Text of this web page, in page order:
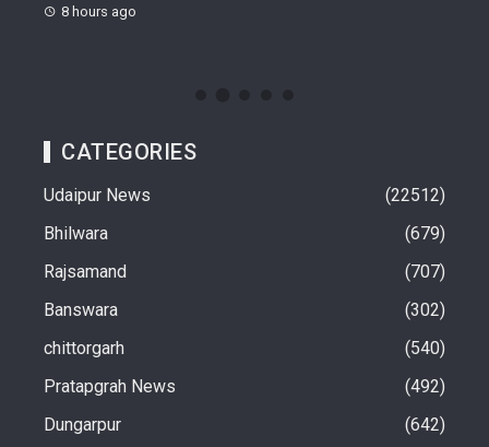
8 hours ago
CATEGORIES
Udaipur News
22512
Bhilwara
679
Rajsamand
707
Banswara
302
chittorgarh
540
Pratapgrah News
492
Dungarpur
642